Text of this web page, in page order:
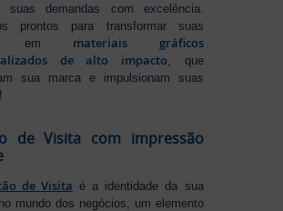
suas demandas com excelência.
prontos para transformar suas
em materiais gráficos
de alto impacto , que
sua marca e impulsionam suas
de Visita com impressão
de Visita é a identidade da sua
mundo dos negócios, um elemento